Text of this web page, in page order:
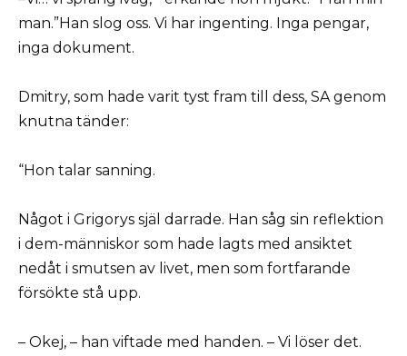
man.”Han slog oss. Vi har ingenting. Inga pengar,
inga dokument.
Dmitry, som hade varit tyst fram till dess, SA genom
knutna tänder:
“Hon talar sanning.
Något i Grigorys själ darrade. Han såg sin reflektion
i dem-människor som hade lagts med ansiktet
nedåt i smutsen av livet, men som fortfarande
försökte stå upp.
– Okej, – han viftade med handen. – Vi löser det.